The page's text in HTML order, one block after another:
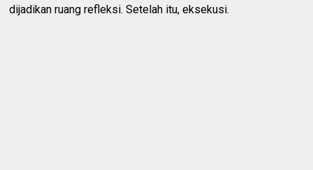
dijadikan ruang refleksi. Setelah itu, eksekusi.